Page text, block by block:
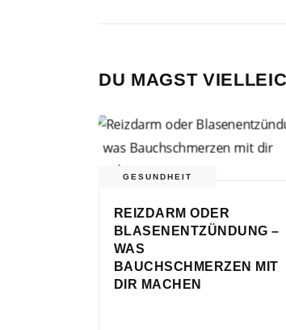
DU MAGST
GESUNDHEIT
REIZDARM ODER
BLASENENTZÜNDUNG –
WAS
BAUCHSCHMERZEN MIT
DIR MACHEN